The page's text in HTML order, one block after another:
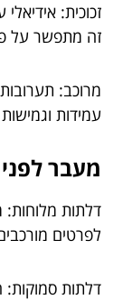
זכוכית:
זה מתפשר על
מרוכב:
עמידות
מעבר
דלתות מלוחות:
לפרטים
דלתות סמוקות: